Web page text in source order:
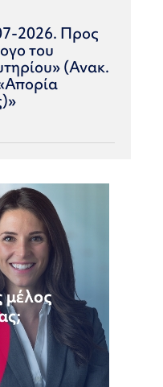
2026. Προς
του
(Ανακ.